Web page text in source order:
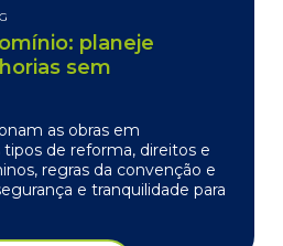
planeje
sem
as obras em
de reforma, direitos e
regras da convenção e
e tranquilidade para